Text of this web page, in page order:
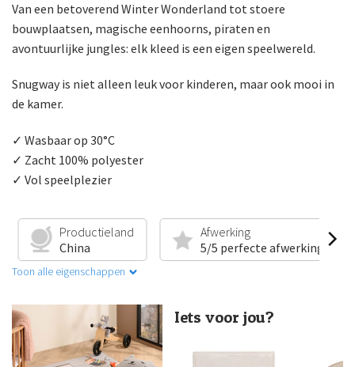
Van een betoverend Winter Wonderland tot stoere
bouwplaatsen, magische eenhoorns, piraten en
avontuurlijke jungles: elk kleed is een eigen speelwereld.
Snugway is niet alleen leuk voor kinderen, maar ook mooi in
de kamer.
✓ Wasbaar op 30°C
✓ Zacht 100% polyester
✓ Vol speelplezier
Productieland
China
Afwerking
5/5 perfecte afwerking
Toon alle eigenschappen
Iets voor jou?